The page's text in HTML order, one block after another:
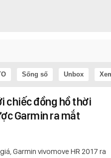
Sống số Unbox
chiếc đồng hồ thời
Garmin ra mắt
Garmin vivomove HR 2017 ra